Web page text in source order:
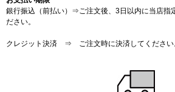
銀行振込（前払い）⇒ご注文後、3日以内に当店指
ださい。
クレジット決済 ⇒ ご注文時に決済してください